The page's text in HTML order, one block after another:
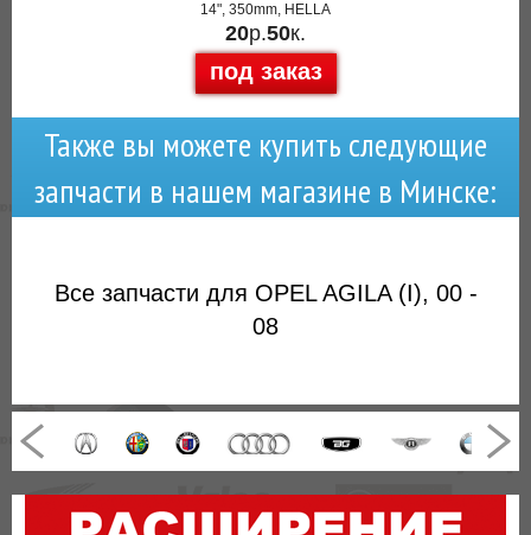
14", 350mm, HELLA
20р.50к.
под заказ
Также вы можете купить следующие
запчасти в нашем магазине в Минске:
Все запчасти для OPEL AGILA (I), 00 -
08